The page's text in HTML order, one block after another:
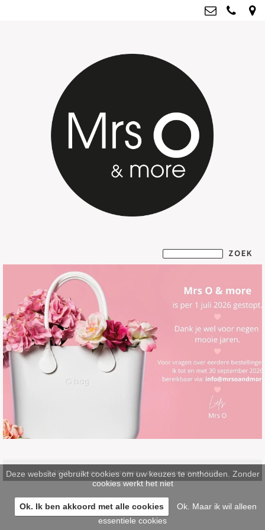
Kvk: Mrs O & more - 67796435
BTWnr: NL001835603B07
© 2026 -pinsite.nl-sitemap-privacystatement/AVG
Deze website gebruikt cookies om uw keuzes te onthouden. Zonder
cookies werkt het niet
Ok. Ik ben akkoord met alle cookies
Ok. Maar ik wil alleen
essentiele cookies